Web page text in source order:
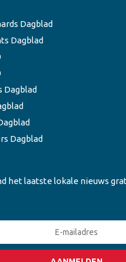
Dagblad
Dagblad
Dagblad
Dagblad
het laatste lokale nieuws